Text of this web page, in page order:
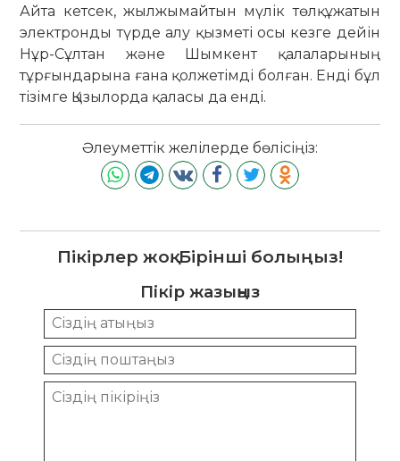
Айта кетсек, жылжымайтын мүлік төлқұжатын
электронды түрде алу қызметі осы кезге дейін
Нұр-Сұлтан және Шымкент қалаларының
тұрғындарына ғана қолжетімді болған. Енді бұл
тізімге Қызылорда қаласы да енді.
Әлеуметтік желілерде бөлісіңіз:
Пікірлер жоқ. Бірінші болыңыз!
Пікір жазыңыз